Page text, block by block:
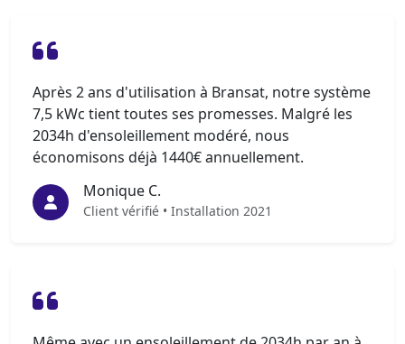
Après 2 ans d'utilisation à Bransat, notre système
7,5 kWc tient toutes ses promesses. Malgré les
2034h d'ensoleillement modéré, nous
économisons déjà 1440€ annuellement.
Monique C.
Client vérifié • Installation 2021